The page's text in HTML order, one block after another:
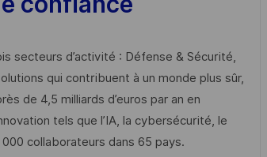
secteurs d’activité : Défense & Sécurité,
qui contribuent à un monde plus sûr,
de 4,5 milliards d’euros par an en
tels que l’IA, la cybersécurité, le
collaborateurs dans 65 pays.